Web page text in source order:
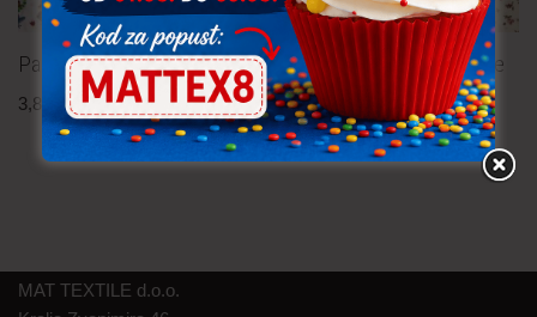
Pamučna tkanina – žabice
3,80 € uključ. PDV po metru
Pamučna tkanina – cvijeće
4,30€ uključ. PDV po metru
MAT TEXTILE d.o.o.